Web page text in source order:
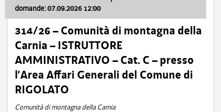
domande: 07.09.2026 12:00
314/26 – Comunità di montagna della
Carnia – ISTRUTTORE
AMMINISTRATIVO – Cat. C – presso
l’Area Affari Generali del Comune di
RIGOLATO
Comunità di montagna della Carnia